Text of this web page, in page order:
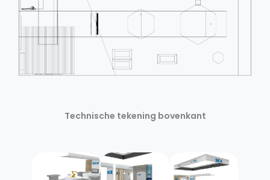
Technische tekening bovenkant